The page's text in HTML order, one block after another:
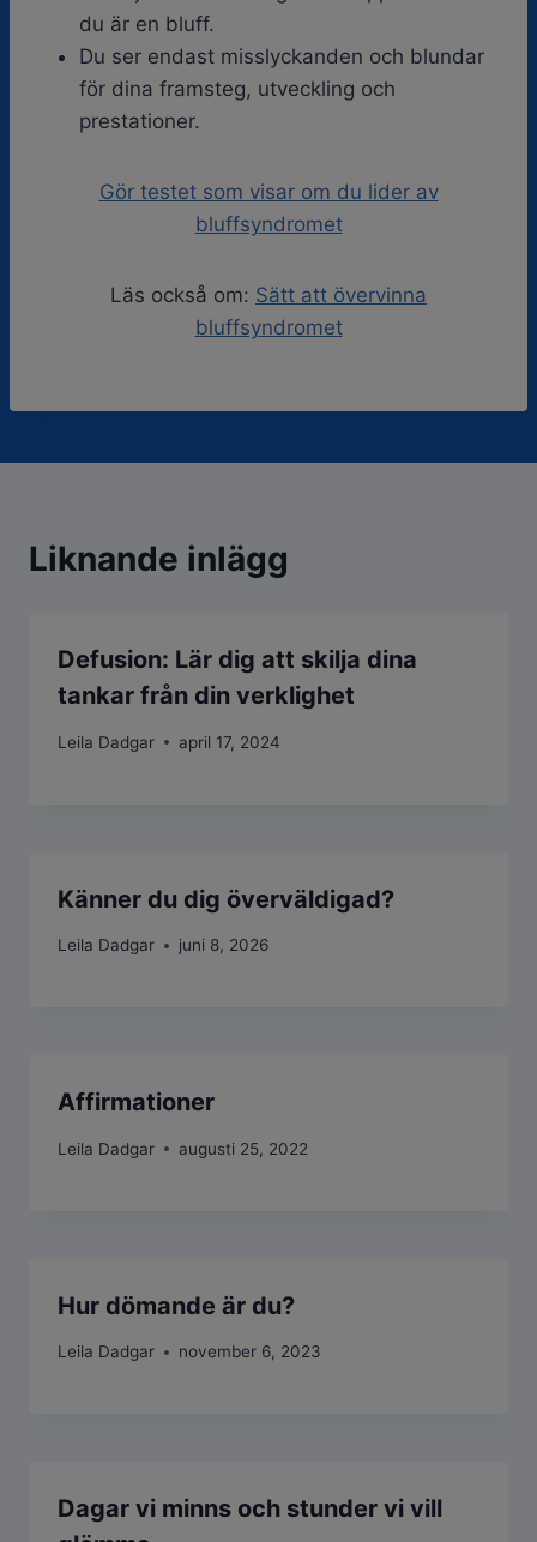
du är en bluff.
Du ser endast misslyckanden och blundar
för dina framsteg, utveckling och
prestationer.
Gör testet som visar om du lider av
bluffsyndromet
Läs också om: Sätt att övervinna
bluffsyndromet
Liknande inlägg
Defusion: Lär dig att skilja dina
tankar från din verklighet
Leila Dadgar april 17, 2024
Känner du dig överväldigad?
Leila Dadgar juni 8, 2026
Affirmationer
Leila Dadgar augusti 25, 2022
Hur dömande är du?
Leila Dadgar november 6, 2023
Dagar vi minns och stunder vi vill